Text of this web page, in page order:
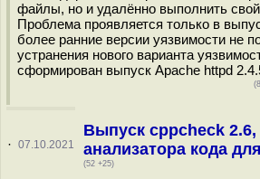
файлы, но и удалённо выполнить
Проблема проявляется только в
более ранние версии уязвимости не
устранения нового варианта
сформирован выпуск Apache httpd
· 07.10.2021
Выпуск cppcheck 2.6,
анализатора кода
(52 +25)